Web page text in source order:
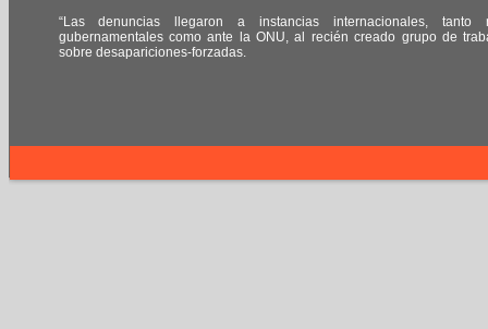
“Las denuncias llegaron a instancias internacionales, tanto
gubernamentales como ante la ONU, al recién creado grupo de
sobre desapariciones-forzadas.